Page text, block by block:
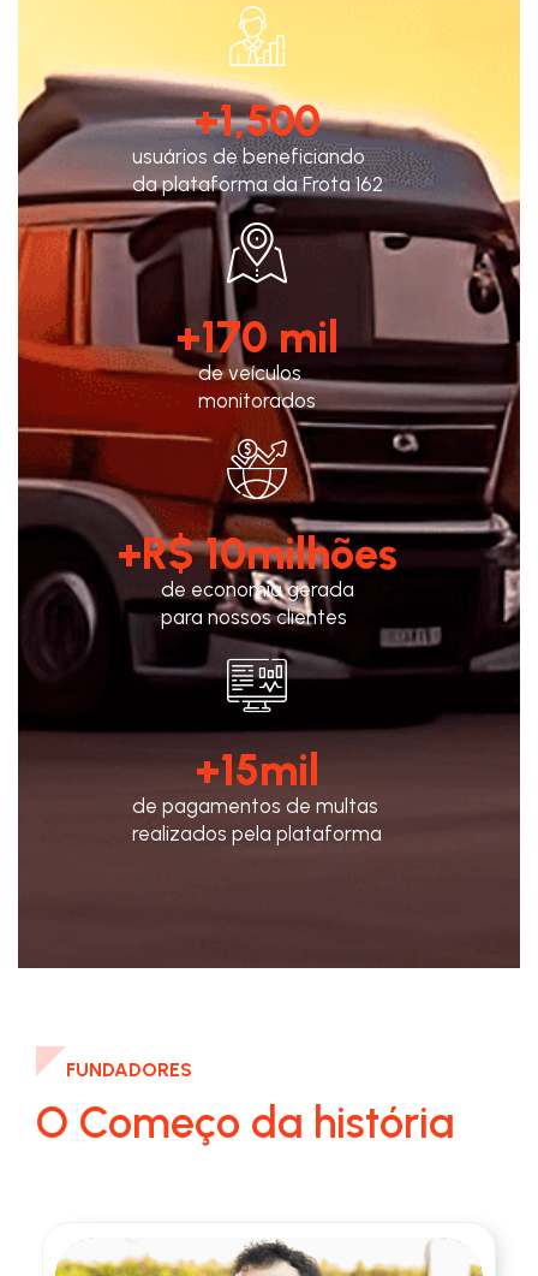
usuários de beneficiando
da plataforma da Frota 162
+1,500
de veículos
monitorados
+170 mil
de economia gerada
para nossos clientes
+R$ 10milhões
de pagamentos de multas
realizados pela plataforma
+15mil
FUNDADORES
O Começo da história